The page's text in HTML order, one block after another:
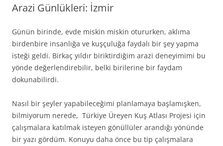
Arazi Günlükleri: İzmir
Günün birinde, evde miskin miskin otururken, aklıma
birdenbire insanlığa ve kuşçuluğa faydalı bir şey yapma
isteği geldi. Birkaç yıldır biriktirdiğim arazi deneyimimi bu
yönde değerlendirebilir, belki birilerine bir faydam
dokunabilirdi.
Nasıl bir şeyler yapabileceğimi planlamaya başlamışken,
bilmiyorum nerede, Türkiye Üreyen Kuş Atlası Projesi için
çalışmalara katılmak isteyen gönüllüler arandığı yönünde
bir yazı gördüm. Konuyu daha önce bu tip çalışmalara